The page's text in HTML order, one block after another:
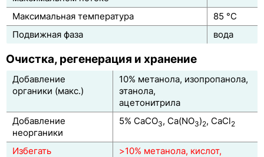
Максимальная температура
85 °С
Подвижная фаза
вода
Очистка, регенерация и хранение
Добавление
органики (макс.)
10% метанола, изопропанола,
этанола,
ацетонитрила
Добавление
неорганики
5% CaCO3, Ca(NO3)2, CaCl2
Избегать
>10% метанола, кислот,
RSO-Oligosaccharide
RPM-Monosaccharide
RNM-Carbohydrate
ROA-Organic Acid
RFQ-Fast Acid